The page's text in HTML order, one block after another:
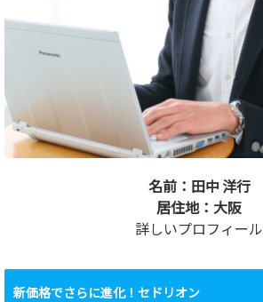
名前：田中 洋行
居住地：大阪
詳しいプロフィール
新価格でさらに進化！セドリオン